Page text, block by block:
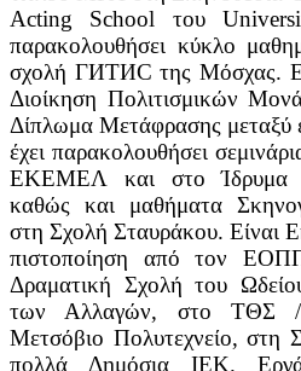
Acting School του
παρακολουθήσει κύκλο
σχολή ГИТИС της Μόσχας.
Διοίκηση Πολιτισμικών
Δίπλωμα Μετάφρασης μεταξύ
έχει παρακολουθήσει
ΕΚΕΜΕΛ και στο Ίδρυμα
καθώς και μαθήματα
στη Σχολή Σταυράκου. Είναι
πιστοποίηση από τον
Δραματική Σχολή του
των Αλλαγών, στο ΤΘΣ
Μετσόβιο Πολυτεχνείο, στη
πολλά Δημόσια ΙΕΚ.